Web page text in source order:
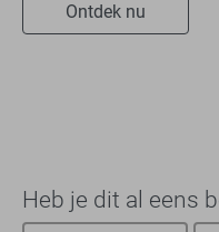
Ontdek nu
Heb je dit al eens